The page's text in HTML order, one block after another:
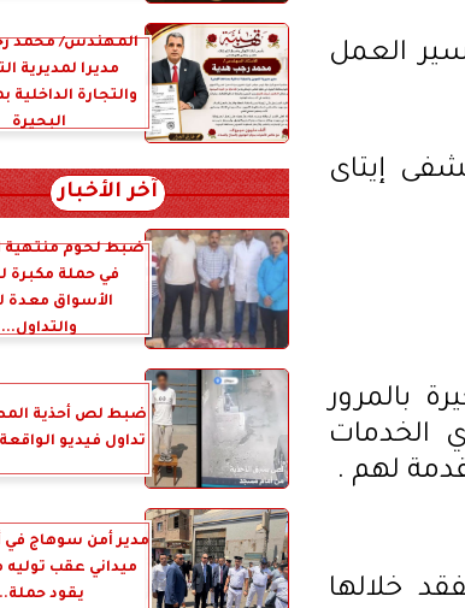
سير العمل
إيتاى
بالمرور
الخدمات
لهم .
خلالها
المهندس/ محمد
مديرا لمديرية
والتجارة
البحيرة
آخر الأخبار
ضبط لحوم منتهية
في حملة مكبرة
الأسواق معدة
والتداول...
ضبط لص أحذية
تداول فيديو
مدير أمن سوهاج
ميداني عقب
يقود